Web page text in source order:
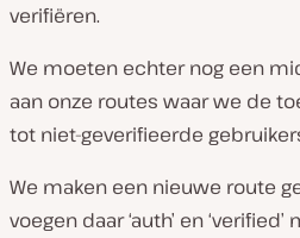
verifiëren.
We moeten echter nog een
aan onze routes waar we de
tot niet-geverifieerde
We maken een nieuwe route
voegen daar ‘auth’ en